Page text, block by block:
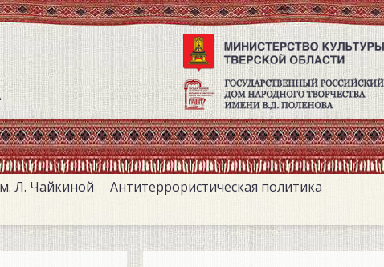
Л. Чайкиной
Антитеррористическая политика